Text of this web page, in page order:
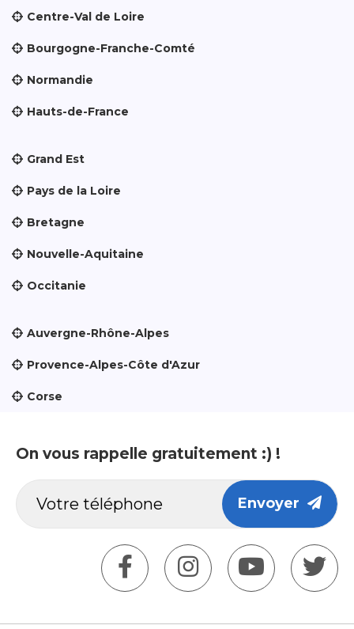
Centre-Val de Loire
Bourgogne-Franche-Comté
Normandie
Hauts-de-France
Grand Est
Pays de la Loire
Bretagne
Nouvelle-Aquitaine
Occitanie
Auvergne-Rhône-Alpes
Provence-Alpes-Côte d'Azur
Corse
On vous rappelle gratuitement :) !
Envoyer